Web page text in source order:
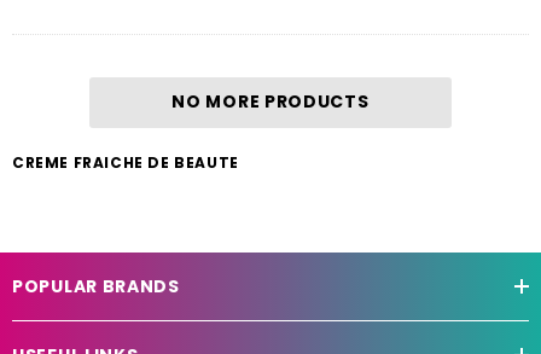
NO MORE PRODUCTS
CREME FRAICHE DE BEAUTE
POPULAR BRANDS